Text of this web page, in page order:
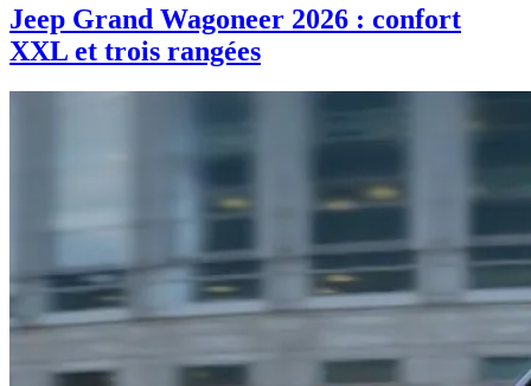
Jeep Grand Wagoneer 2026 : confort
XXL et trois rangées